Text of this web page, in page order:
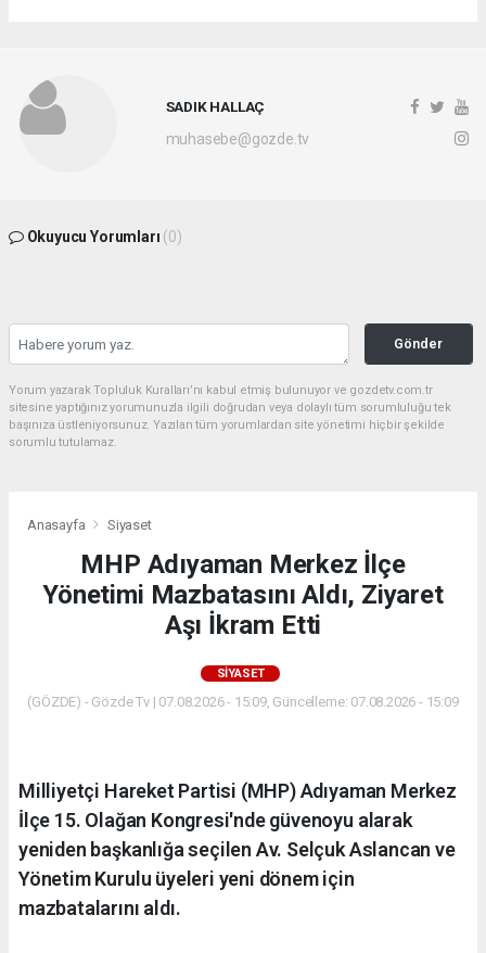
SADIK HALLAÇ
muhasebe@gozde.tv
Okuyucu Yorumları (0)
Gönder
Yorum yazarak Topluluk Kuralları’nı kabul etmiş bulunuyor ve gozdetv.com.tr
sitesine yaptığınız yorumunuzla ilgili doğrudan veya dolaylı tüm sorumluluğu tek
başınıza üstleniyorsunuz. Yazılan tüm yorumlardan site yönetimi hiçbir şekilde
sorumlu tutulamaz.
Anasayfa Siyaset
MHP Adıyaman Merkez İlçe
Yönetimi Mazbatasını Aldı, Ziyaret
Aşı İkram Etti
SIYASET
(GÖZDE) - Gözde Tv | 07.08.2026 - 15:09, Güncelleme: 07.08.2026 - 15:09
Milliyetçi Hareket Partisi (MHP) Adıyaman Merkez
İlçe 15. Olağan Kongresi'nde güvenoyu alarak
yeniden başkanlığa seçilen Av. Selçuk Aslancan ve
Yönetim Kurulu üyeleri yeni dönem için
mazbatalarını aldı.